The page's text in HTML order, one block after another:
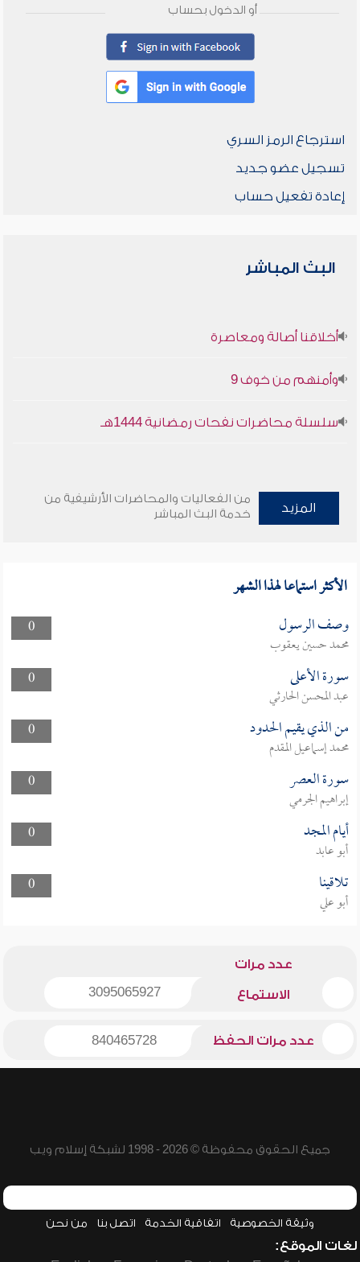
أو الدخول بحساب
استرجاع الرمز السري
تسجيل عضو جديد
إعادة تفعيل حساب
البث المباشر
أخلاقنا أصالة ومعاصرة
وأمنهم من خوف 9
سلسلة محاضرات نفحات رمضانية 1444هـ
المزيد
من الفعاليات والمحاضرات الأرشيفية من
خدمة البث المباشر
الأكثر استماعا لهذا الشهر
0 وصف الرسول
محمد حسين يعقوب
0
سورة الأعلى
عبد المحسن الحارثي
0
من الذي يقيم الحدود
محمد إسماعيل المقدم
0
سورة العصر
إبراهيم الجرمي
0
أيام المجد
أبو عابد
0
تلاقينا
أبو علي
عدد مرات
الاستماع 3095065927
عدد مرات الحفظ 840465728
جميع الحقوق محفوظة © 2026 - 1998 لشبكة إسلام ويب
وثيقة الخصوصية اتفاقية الخدمة اتصل بنا من نحن
لغات الموقع: